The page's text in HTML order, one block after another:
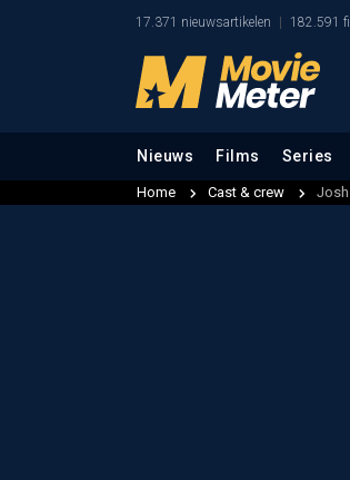
17.371 nieuwsartikelen 182.591
Nieuws Films Series
Home Cast & crew